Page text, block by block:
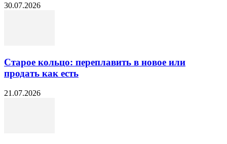
30.07.2026
Старое кольцо: переплавить в новое или
продать как есть
21.07.2026